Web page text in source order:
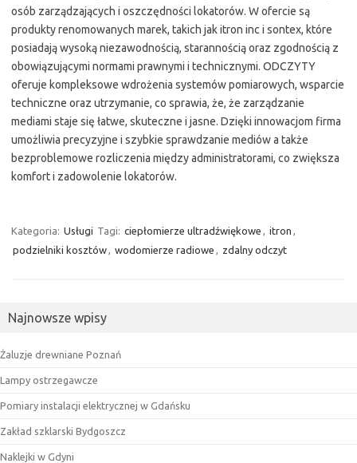
osób zarządzających i oszczędności lokatorów. W ofercie są
produkty renomowanych marek, takich jak itron inc i sontex, które
posiadają wysoką niezawodnością, starannością oraz zgodnością z
obowiązującymi normami prawnymi i technicznymi. ODCZYTY
oferuje kompleksowe wdrożenia systemów pomiarowych, wsparcie
techniczne oraz utrzymanie, co sprawia, że, że zarządzanie
mediami staje się łatwe, skuteczne i jasne. Dzięki innowacjom firma
umożliwia precyzyjne i szybkie sprawdzanie mediów a także
bezproblemowe rozliczenia między administratorami, co zwiększa
komfort i zadowolenie lokatorów.
Kategoria: Usługi Tagi: ciepłomierze ultradźwiękowe , itron ,
podzielniki kosztów, wodomierze radiowe , zdalny odczyt
Najnowsze wpisy
Żaluzje drewniane Poznań
Lampy ostrzegawcze
Pomiary instalacji elektrycznej w Gdańsku
Zakład szklarski Bydgoszcz
Naklejki w Gdyni